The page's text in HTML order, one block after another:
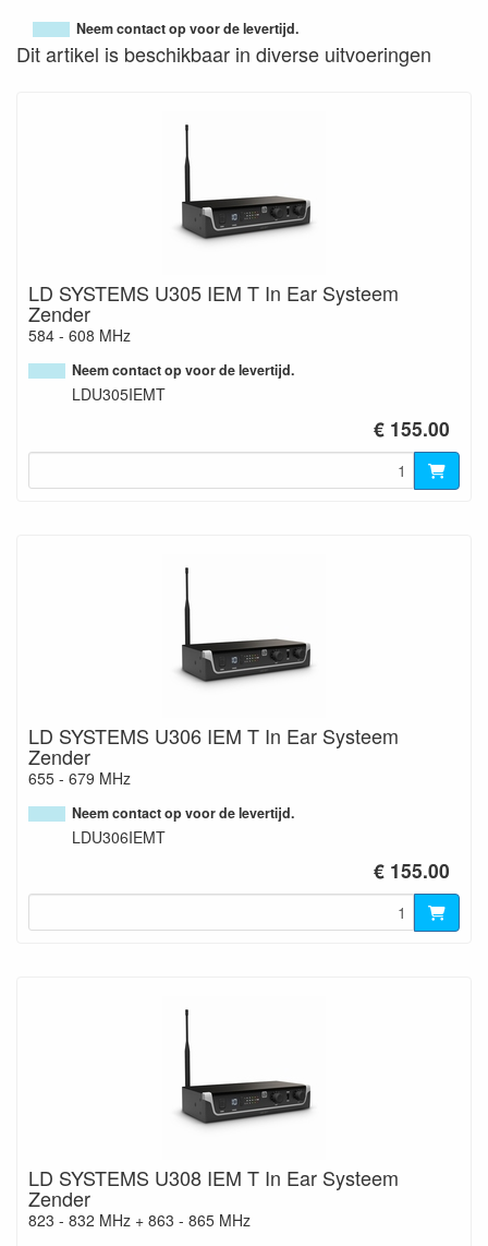
Neem contact op voor de levertijd.
Dit artikel is beschikbaar in diverse uitvoeringen
LD SYSTEMS U305 IEM T In Ear Systeem
Zender
584 - 608 MHz
Neem contact op voor de levertijd.
LDU305IEMT
€ 155.00
LD SYSTEMS U306 IEM T In Ear Systeem
Zender
655 - 679 MHz
Neem contact op voor de levertijd.
LDU306IEMT
€ 155.00
LD SYSTEMS U308 IEM T In Ear Systeem
Zender
823 - 832 MHz + 863 - 865 MHz